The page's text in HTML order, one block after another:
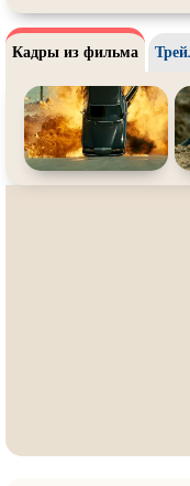
Чёрная комедия
В ожидании
CAMRip
Кадры из фильма